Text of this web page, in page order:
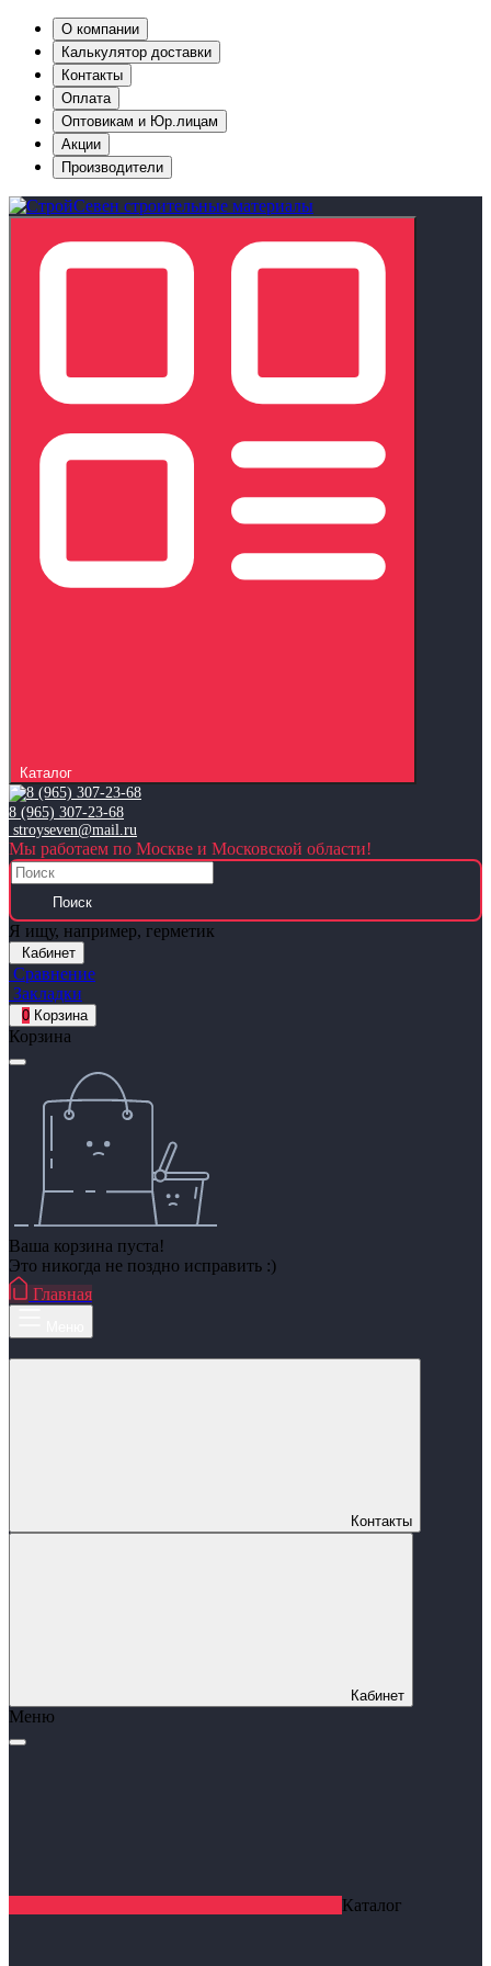
О компании
Калькулятор доставки
Контакты
Оплата
Оптовикам и Юр.лицам
Акции
Производители
Каталог
8 (965) 307-23-68
stroyseven@mail.ru
Мы работаем по Москве и Московской области!
Поиск
Я ищу, например, герметик
Кабинет
Сравнение
Закладки
0 Корзина
Корзина
Ваша корзина пуста!
Это никогда не поздно исправить :)
Главная
Контакты
Кабинет
Меню
Каталог